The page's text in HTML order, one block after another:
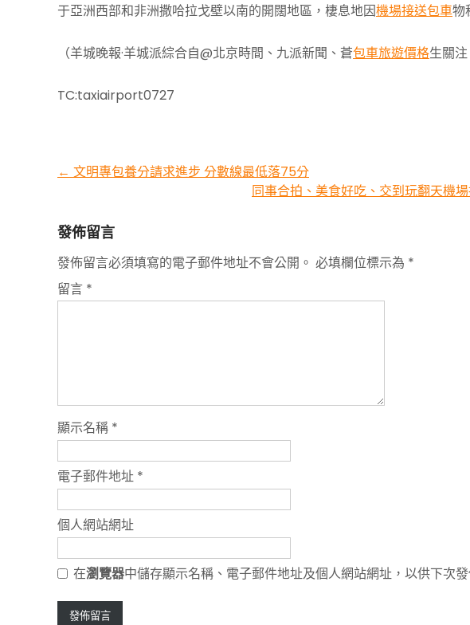
于亞洲西部和非洲撒哈拉戈壁以南的開闊地區，棲息地因機場接送包車物
（羊城晚報·羊城派綜合自@北京時間、九派新聞、蒼包車旅遊價格生關
TC:taxiairport0727
Post
← 文明專包養分請求進步 分數線最低落75分
同事合拍、美食好吃、交到玩翻天機
發佈留言
發佈留言必須填寫的電子郵件地址不會公開。 必填欄位標示為 *
留言 *
顯示名稱 *
電子郵件地址 *
個人網站網址
在瀏覽器中儲存顯示名稱、電子郵件地址及個人網站網址，以供下次